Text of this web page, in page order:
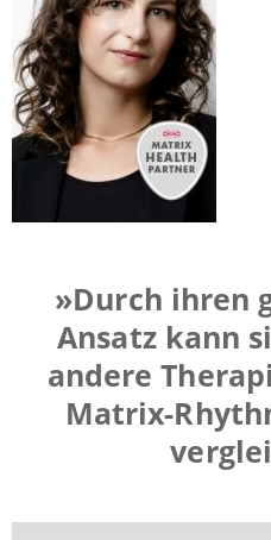
»Durch ihren
Ansatz kann
andere
Matrix-